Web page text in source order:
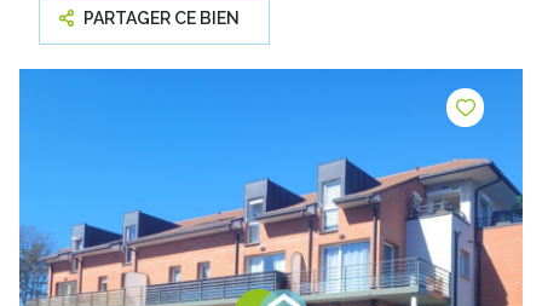
PARTAGER CE BIEN